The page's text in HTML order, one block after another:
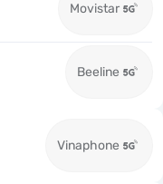
Movistar
Beeline
Vinaphone